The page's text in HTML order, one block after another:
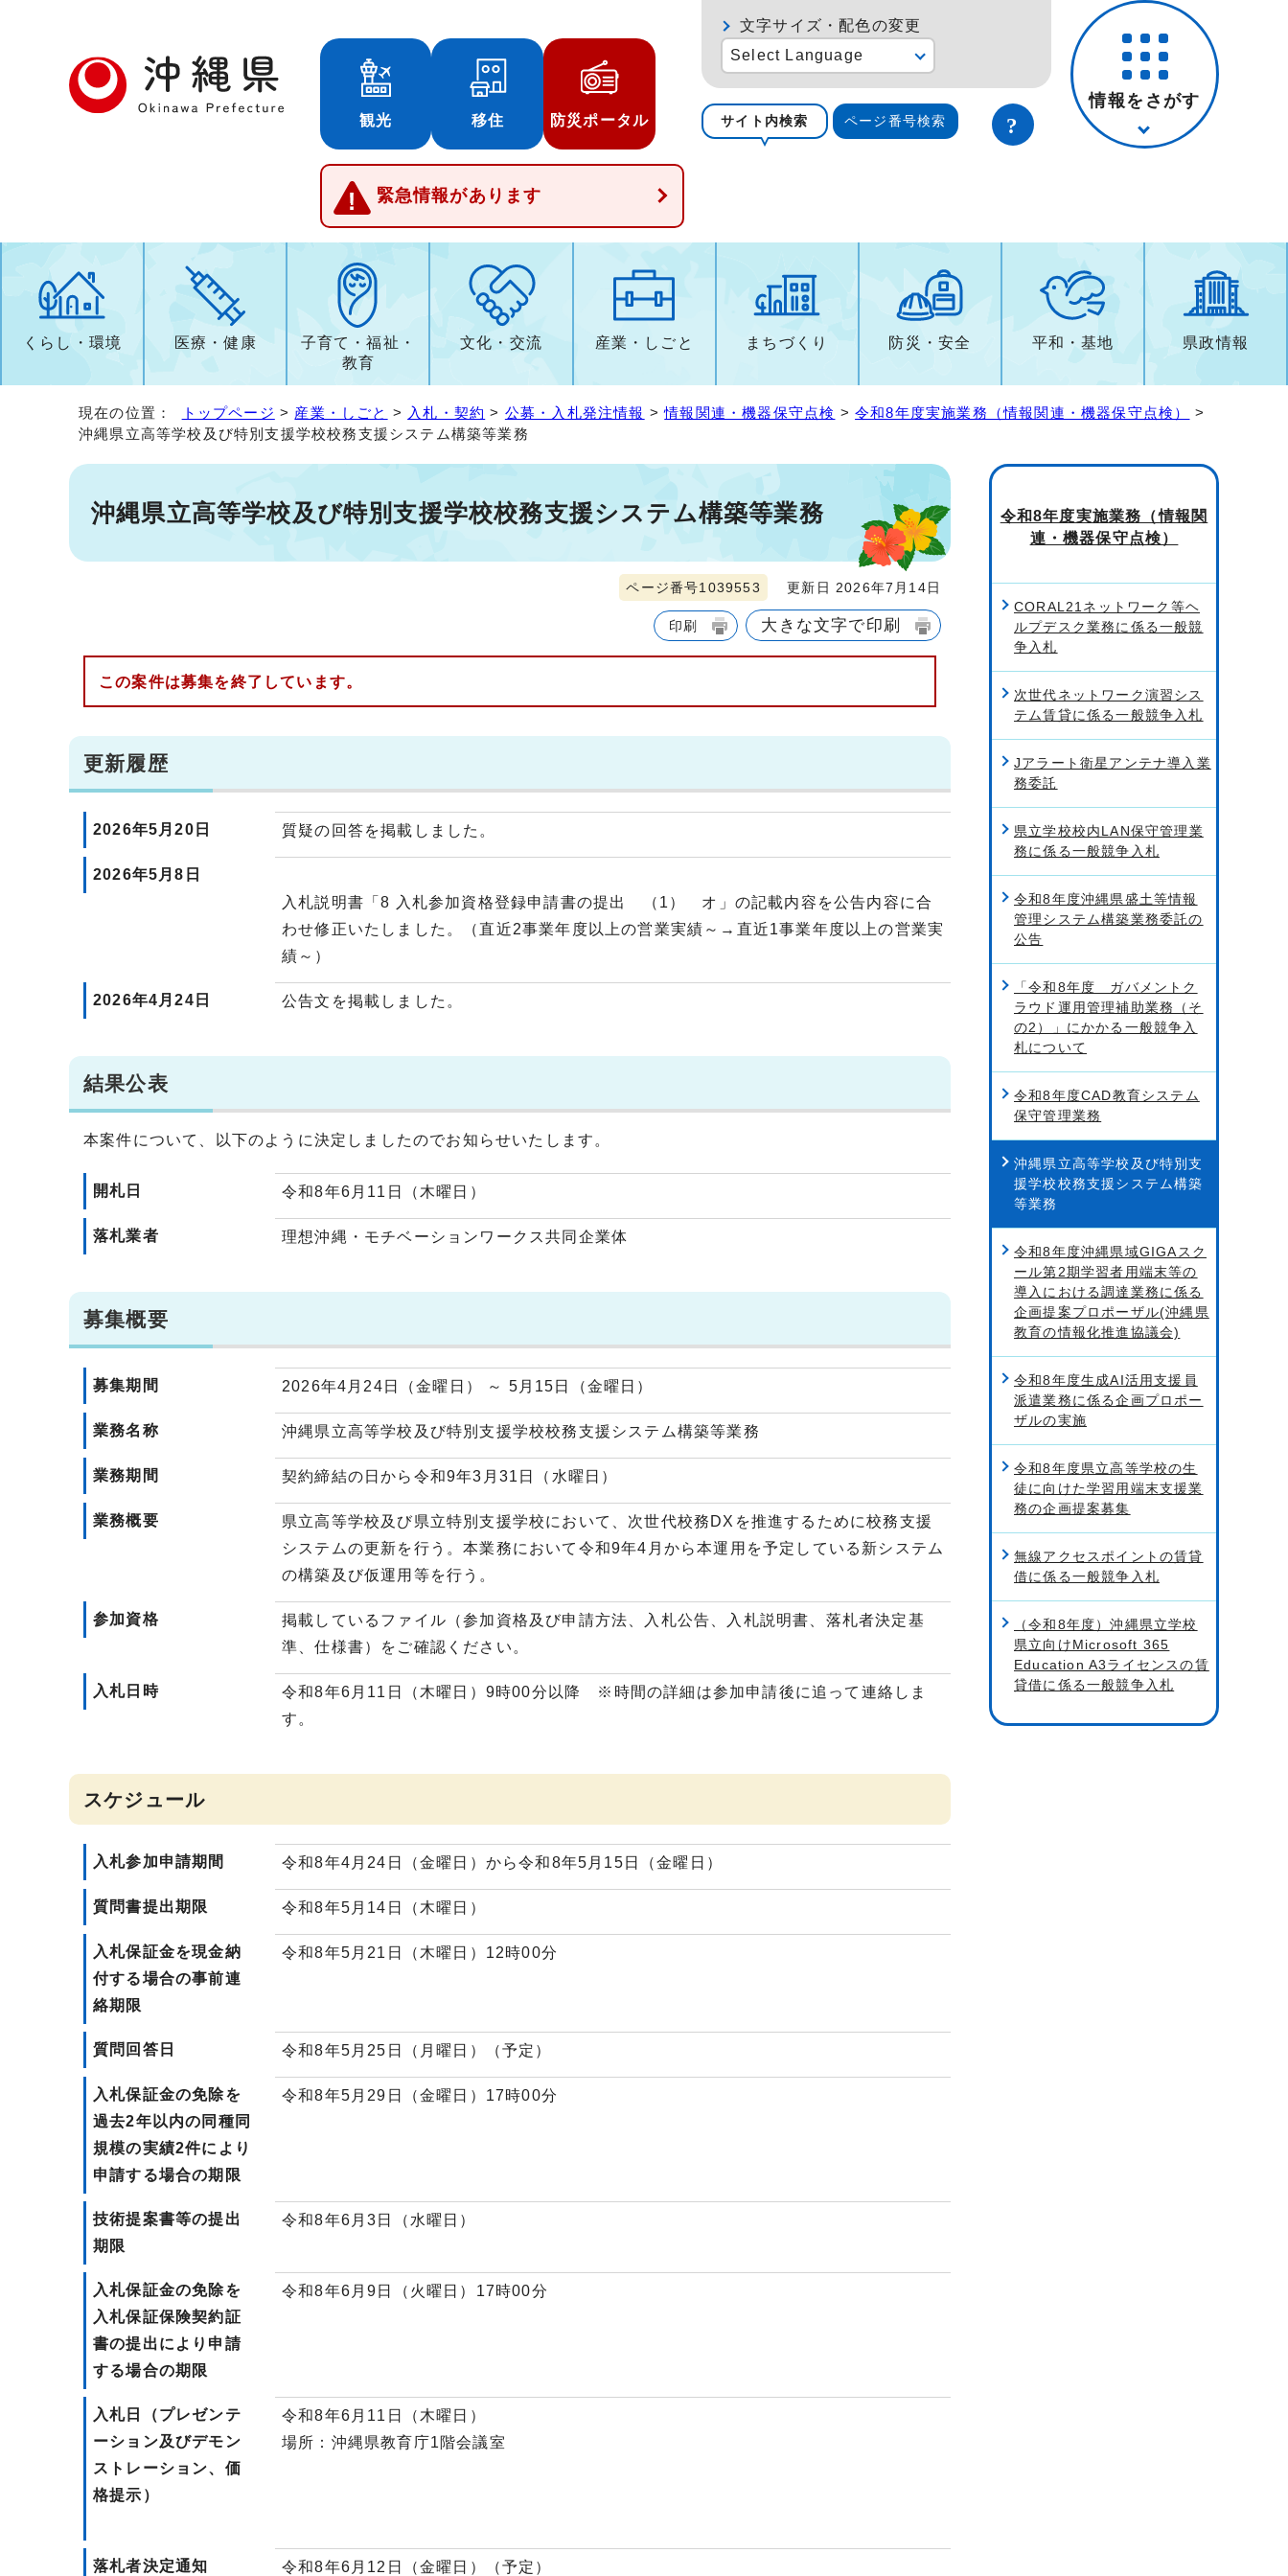
観光 移住 防災ポータル
緊急情報があります
文字サイズ・配色の変更
Select Language
サイト内検索 ページ番号検索
情報をさがす
くらし・環境 医療・健康
子育て・福祉・
教育
文化・交流 産業・しごと まちづくり 防災・安全 平和・基地 県政情報
現在の位置： トップページ > 産業・しごと > 入札・契約 > 公募・入札発注情報 >情報関連・機器保守点検 >令和8年度実施業務（情報関連・機器保守点検）
>
沖縄県立高等学校及び特別支援学校校務支援システム構築等業務
沖縄県立高等学校及び特別支援学校校務支援システム構築等業務
ページ番号1039553 更新日 2026年7月14日
印刷 大きな文字で印刷
この案件は募集を終了しています。
更新履歴
2026年5月20日 質疑の回答を掲載しました。
2026年5月8日
入札説明書「8 入札参加資格登録申請書の提出 （1） オ」の記載内容を公告内容に合
わせ修正いたしました。（直近2事業年度以上の営業実績～→直近1事業年度以上の営業実
績～）
2026年4月24日 公告文を掲載しました。
結果公表
本案件について、以下のように決定しましたのでお知らせいたします。
開札日 令和8年6月11日（木曜日）
落札業者 理想沖縄・モチベーションワークス共同企業体
募集概要
募集期間 2026年4月24日（金曜日） ～ 5月15日（金曜日）
業務名称 沖縄県立高等学校及び特別支援学校校務支援システム構築等業務
業務期間 契約締結の日から令和9年3月31日（水曜日）
業務概要
県立高等学校及び県立特別支援学校において、次世代校務DXを推進するために校務支援
システムの更新を行う。本業務において令和9年4月から本運用を予定している新システム
の構築及び仮運用等を行う。
参加資格
掲載しているファイル（参加資格及び申請方法、入札公告、入札説明書、落札者決定基
準、仕様書）をご確認ください。
入札日時
令和8年6月11日（木曜日）9時00分以降 ※時間の詳細は参加申請後に追って連絡しま
す。
スケジュール
入札参加申請期間 令和8年4月24日（金曜日）から令和8年5月15日（金曜日）
質問書提出期限 令和8年5月14日（木曜日）
入札保証金を現金納
付する場合の事前連
絡期限
令和8年5月21日（木曜日）12時00分
質問回答日 令和8年5月25日（月曜日）（予定）
入札保証金の免除を
過去2年以内の同種同
規模の実績2件により
申請する場合の期限
令和8年5月29日（金曜日）17時00分
技術提案書等の提出
期限
令和8年6月3日（水曜日）
入札保証金の免除を
入札保証保険契約証
書の提出により申請
する場合の期限
令和8年6月9日（火曜日）17時00分
入札日（プレゼンテ
ーション及びデモン
ストレーション、価
格提示）
令和8年6月11日（木曜日）
場所：沖縄県教育庁1階会議室
落札者決定通知 令和8年6月12日（金曜日）（予定）
令和8年度実施業務（情報関
連・機器保守点検）
CORAL21ネットワーク等ヘ
ルプデスク業務に係る一般競
争入札
次世代ネットワーク演習シス
テム賃貸に係る一般競争入札
Jアラート衛星アンテナ導入業
務委託
県立学校校内LAN保守管理業
務に係る一般競争入札
令和8年度沖縄県盛土等情報
管理システム構築業務委託の
公告
「令和8年度 ガバメントク
ラウド運用管理補助業務（そ
の2）」にかかる一般競争入
札について
令和8年度CAD教育システム
保守管理業務
沖縄県立高等学校及び特別支
援学校校務支援システム構築
等業務
令和8年度沖縄県域GIGAスク
ール第2期学習者用端末等の
導入における調達業務に係る
企画提案プロポーザル(沖縄県
教育の情報化推進協議会)
令和8年度生成AI活用支援員
派遣業務に係る企画プロポー
ザルの実施
令和8年度県立高等学校の生
徒に向けた学習用端末支援業
務の企画提案募集
無線アクセスポイントの賃貸
借に係る一般競争入札
（令和8年度）沖縄県立学校
県立向けMicrosoft 365
Education A3ライセンスの賃
貸借に係る一般競争入札